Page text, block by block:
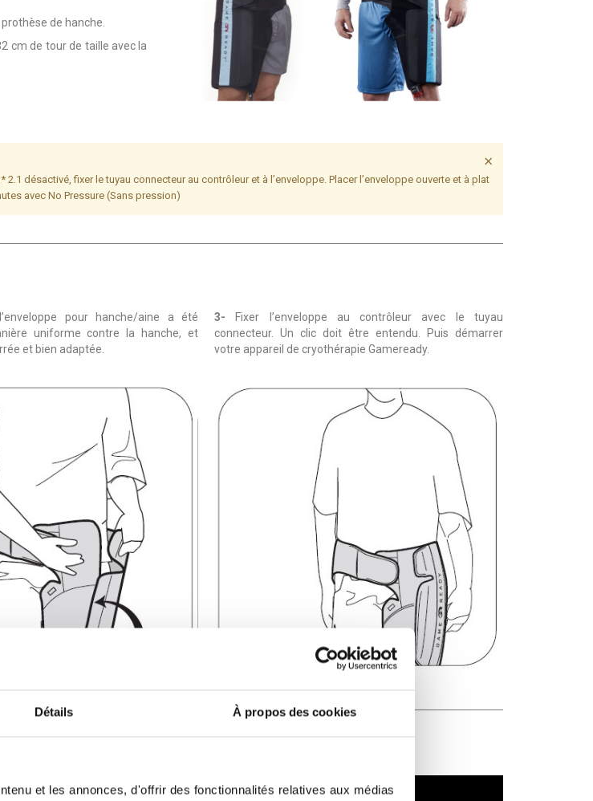
Détails À propos des cookies
et les annonces, d'offrir des fonctionnalités relatives aux médias
de hanche.
cm de tour de taille avec la
désactivé, fixer le tuyau connecteur au contrôleur et à l’enveloppe. Placer l’enveloppe ouverte et à plat
avec No Pressure (Sans pression)
×
pour hanche/aine a été
uniforme contre la hanche, et
et bien adaptée.
3- Fixer l’enveloppe au contrôleur avec le tuyau
connecteur. Un clic doit être entendu. Puis démarrer
votre appareil de cryothérapie Gameready.